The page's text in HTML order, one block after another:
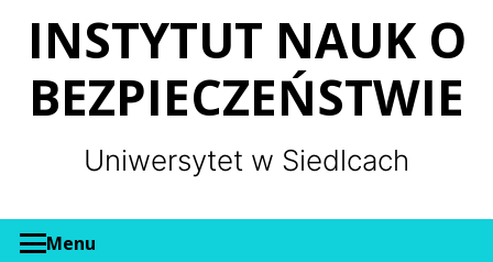
INSTYTUT NAUK O
BEZPIECZEŃSTWIE
Uniwersytet w Siedlcach
Menu